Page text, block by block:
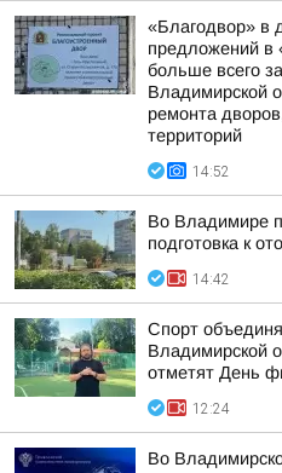
«Благодвор» в
предложений в
больше всего
Владимирской
ремонта
территорий
14:52
Во Владимире
подготовка к
14:42
Спорт
Владимирской
отметят День
12:24
Во